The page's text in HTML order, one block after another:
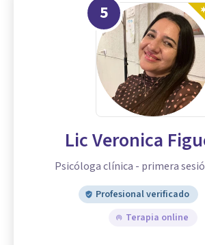
5
Lic Veronica
Psicóloga clínica - primera
Profesional verificado
Terapia online